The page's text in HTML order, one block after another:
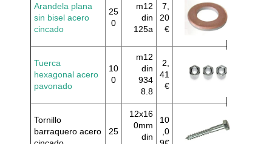
Arandela plana
sin bisel acero
cincado
25
0
m12
din
125a
7,
20
€
Tuerca
hexagonal acero
pavonado
10
0
m12
din
934
8.8
2,
41
€
Tornillo
barraquero acero
25
12x16
0mm
din
10
,0